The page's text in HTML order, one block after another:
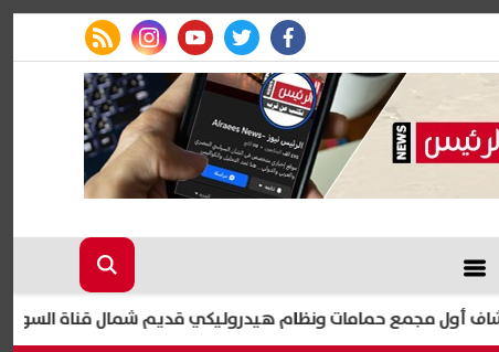
facebook
twitter
youtube
instagram
rss feed
حمامات ونظام هيدروليكي قديم شمال قناة السويس